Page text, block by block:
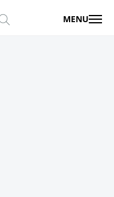
MENU